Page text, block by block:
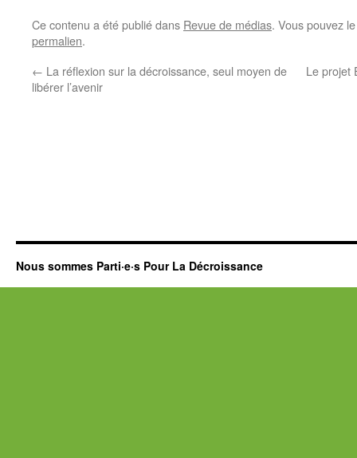
Ce contenu a été publié dans Revue de médias. Vous pouvez
permalien.
← La réflexion sur la décroissance, seul moyen de
libérer l’avenir
Le projet
Nous sommes Parti·e·s Pour La Décroissance